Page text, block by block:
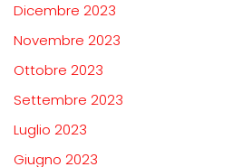
Dicembre 2023
Novembre 2023
Ottobre 2023
Settembre 2023
Luglio 2023
Giugno 2023